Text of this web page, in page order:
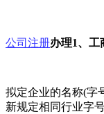
公司注册办理1、工
拟定企业的名称(字
新规定相同行业字